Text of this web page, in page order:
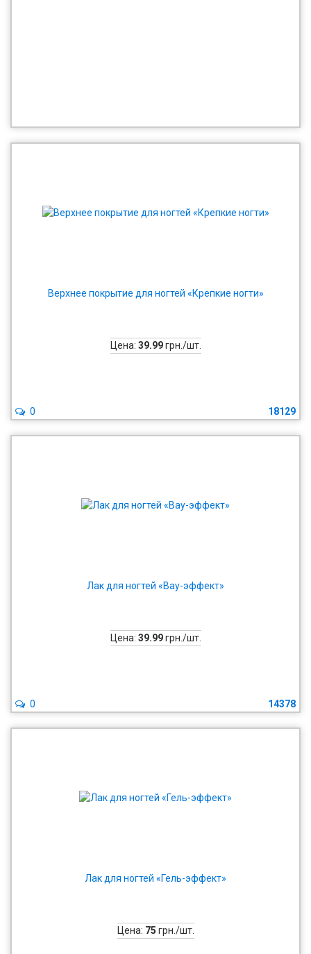
Верхнее покрытие для ногтей «Крепкие ногти»
Цена: 39.99грн./шт.
18129
0
Лак для ногтей «Вау-эффект»
Цена: 39.99грн./шт.
14378
0
Лак для ногтей «Гель-эффект»
Цена: 75 грн./шт.